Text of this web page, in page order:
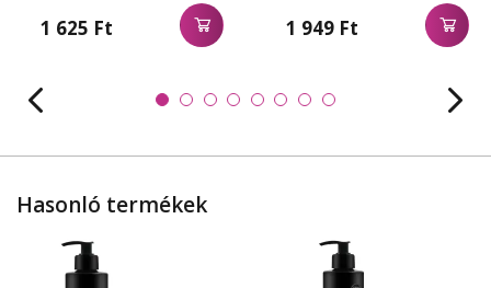
1 625 Ft 1 949 Ft
Hasonló termékek